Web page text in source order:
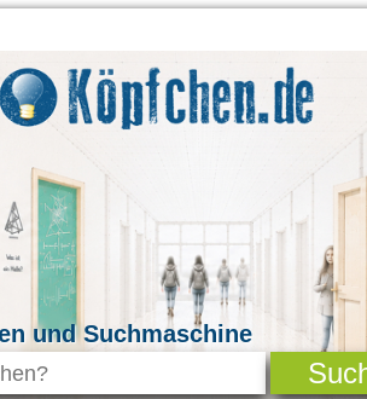
und Suchmaschine